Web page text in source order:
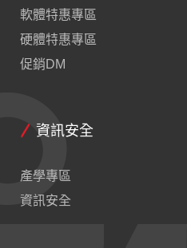
軟體特惠專區
硬體特惠專區
促銷DM
資訊安全
產學專區
資訊安全